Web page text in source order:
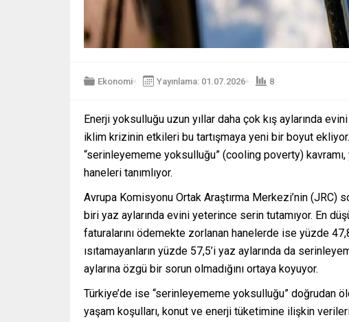
Ekonomi Yayınlama: 01.07.2026 8
Enerji yoksulluğu uzun yıllar daha çok kış aylarında
iklim krizinin etkileri bu tartışmaya yeni bir boyut
“serinleyememe yoksulluğu” (cooling poverty)
haneleri tanımlıyor.
Avrupa Komisyonu Ortak Araştırma Merkezi’nin (JRC)
biri yaz aylarında evini yeterince serin tutamıyor. En
faturalarını ödemekte zorlanan hanelerde ise yüzde
ısıtamayanların yüzde 57,5’i yaz aylarında da
aylarına özgü bir sorun olmadığını ortaya koyuyor.
Türkiye’de ise “serinleyememe yoksulluğu” doğrudan
yaşam koşulları, konut ve enerji tüketimine ilişkin